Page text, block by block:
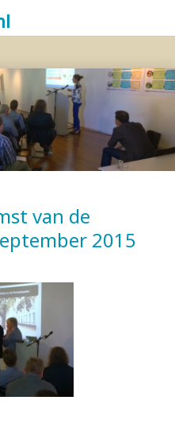
van de
2015